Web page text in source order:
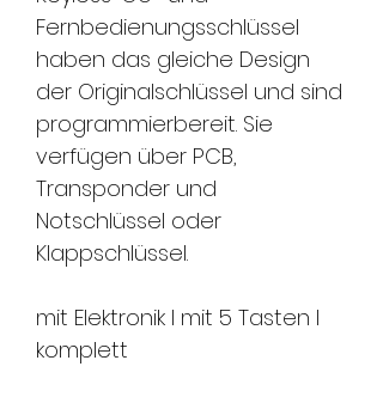
Fernbedienungsschlüssel
haben das gleiche Design
der Originalschlüssel und sind
programmierbereit. Sie
verfügen über PCB,
Transponder und
Notschlüssel oder
Klappschlüssel.
mit Elektronik l mit 5 Tasten l
komplett